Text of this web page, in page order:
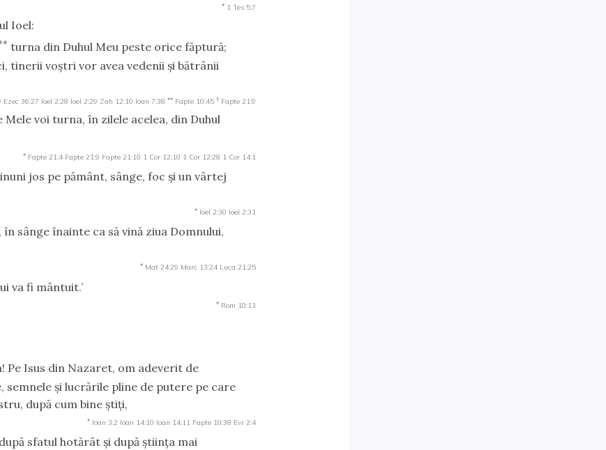
* 1 Tes 5:7
Ioel:
turna din Duhul Meu peste orice făptură;
tinerii voştri vor avea vedenii şi bătrânii
Ezec 36:27 Ioel 2:28 Ioel 2:29 Zah 12:10 Ioan 7:38 ** Fapte 10:45 † Fapte 21:9
voi turna, în zilele acelea, din Duhul
* Fapte 21:4 Fapte 21:9 Fapte 21:10 1 Cor 12:10 1 Cor 12:28 1 Cor 14:1
jos pe pământ, sânge, foc şi un vârtej
* Ioel 2:30 Ioel 2:31
sânge înainte ca să vină ziua Domnului,
* Mat 24:29 Marc 13:24 Luca 21:25
va fi mântuit.’
* Rom 10:13
Pe Isus din Nazaret, om adeverit de
semnele şi lucrările pline de putere pe care
după cum bine ştiţi,
* Ioan 3:2 Ioan 14:10 Ioan 14:11 Fapte 10:38 Evr 2:4
sfatul hotărât şi după ştiinţa mai